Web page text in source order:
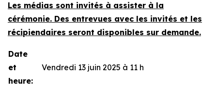
Les médias sont invités à assister à la
cérémonie. Des entrevues avec les invités et les
récipiendaires seront disponibles sur demande.
Date
et
heure:
Vendredi 13 juin 2025 à 11 h